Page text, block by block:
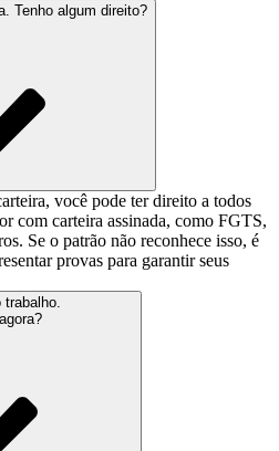
Tenho algum direito?
você pode ter direito a todos
com carteira assinada, como FGTS,
Se o patrão não reconhece isso, é
provas para garantir seus
trabalho.